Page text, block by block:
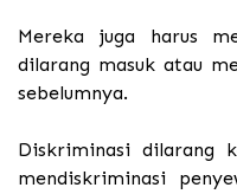
Mereka juga harus
dilarang masuk atau
sebelumnya.
Diskriminasi dilarang
mendiskriminasi